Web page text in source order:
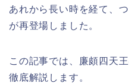
あれから長い時を経て、
が再登場しました。
この記事では、廉頗四天
徹底解説します。